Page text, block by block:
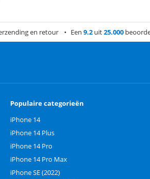
en retour Een 9.2 uit25.000
Populaire categorieën
iPhone 14
iPhone 14 Plus
iPhone 14 Pro
iPhone 14 Pro Max
iPhone SE (2022)